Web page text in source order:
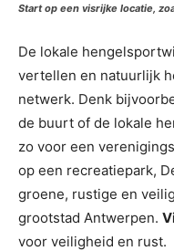
Start op een visrijke locatie,
De lokale
vertellen en natuurlijk
netwerk. Denk
de buurt of de lokale
zo voor een
op een recreatiepark,
groene, rustige en
grootstad Antwerpen.
voor veiligheid en rust.